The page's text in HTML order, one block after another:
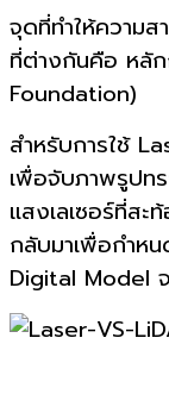
จุดที่ทำให้ความส
ที่ต่างกันคือ หลัก
Foundation)
สำหรับการใช้
เพื่อจับภาพรูปท
แสงเลเซอร์ที่สะ
กลับมาเพื่อกำห
Digital Model